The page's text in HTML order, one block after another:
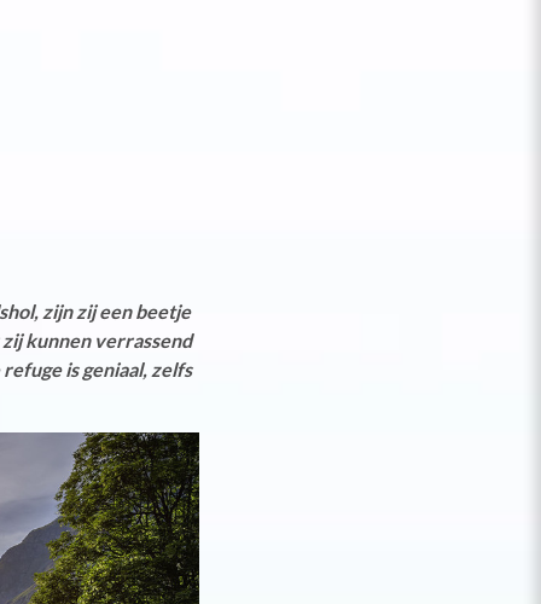
zijn zij een beetje
kunnen verrassend
is geniaal, zelfs